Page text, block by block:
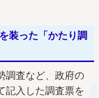
装った「かたり調
調査など、政府の
記入した調査票を